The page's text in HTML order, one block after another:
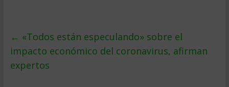
← «Todos están especulando» sobre el
impacto económico del coronavirus, afirman
expertos